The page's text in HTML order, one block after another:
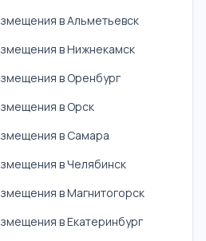
в Альметьевск
в Нижнекамск
в Оренбург
в Орск
в Самара
в Челябинск
в Магнитогорск
в Екатеринбург